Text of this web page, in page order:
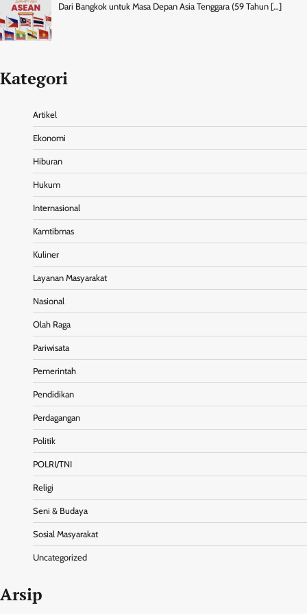
Dari Bangkok untuk Masa Depan Asia Tenggara (59 Tahun […]
Kategori
Artikel
Ekonomi
Hiburan
Hukum
Internasional
Kamtibmas
Kuliner
Layanan Masyarakat
Nasional
Olah Raga
Pariwisata
Pemerintah
Pendidikan
Perdagangan
Politik
POLRI/TNI
Religi
Seni & Budaya
Sosial Masyarakat
Uncategorized
Arsip